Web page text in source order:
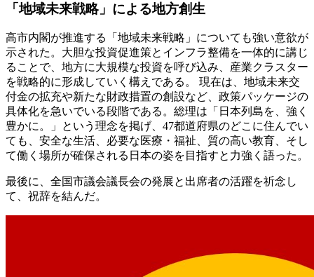
「地域未来戦略」による地方創生
高市内閣が推進する「地域未来戦略」についても強い意欲が
示された。大胆な投資促進策とインフラ整備を一体的に講じ
ることで、地方に大規模な投資を呼び込み、産業クラスター
を戦略的に形成していく構えである。 現在は、地域未来交
付金の拡充や新たな財政措置の創設など、政策パッケージの
具体化を急いでいる段階である。総理は「日本列島を、強く
豊かに。」という理念を掲げ、47都道府県のどこに住んでい
ても、安全な生活、必要な医療・福祉、質の高い教育、そし
て働く場所が確保される日本の姿を目指すと力強く語った。
最後に、全国市議会議長会の発展と出席者の活躍を祈念し
て、祝辞を結んだ。